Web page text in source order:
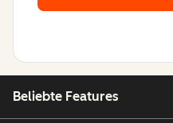
Beliebte Features